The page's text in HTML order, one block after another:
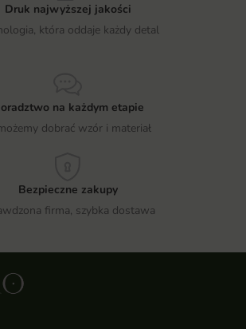
Druk najwyższej jakości
która oddaje każdy detal
na każdym etapie
dobrać wzór i materiał
Bezpieczne zakupy
firma, szybka dostawa